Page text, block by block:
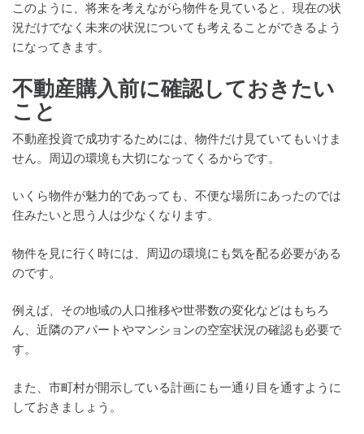
このように、将来を考えながら物件を見ていると、現在の状
況だけでなく未来の状況についても考えることができるよう
になってきます。
不動産購入前に確認しておきたい
こと
不動産投資で成功するためには、物件だけ見ていてもいけま
せん。周辺の環境も大切になってくるからです。
いくら物件が魅力的であっても、不便な場所にあったのでは
住みたいと思う人は少なくなります。
物件を見に行く時には、周辺の環境にも気を配る必要がある
のです。
例えば、その地域の人口推移や世帯数の変化などはもちろ
ん、近隣のアパートやマンションの空室状況の確認も必要で
す。
また、市町村が開示している計画にも一通り目を通すように
しておきましょう。